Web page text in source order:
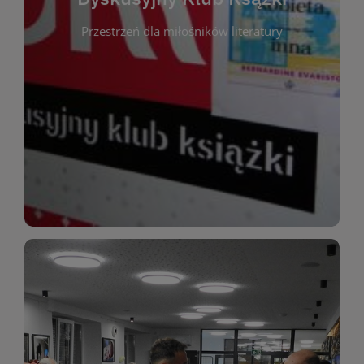
Przestrzeń dla miłośników literatury
Dyskusyjny Klub Ksążki
Dyskusyjny Klub Książki to przestrzeń dla
miłośników literatury, którzy lubią dzielić się
opiniami i emocjami po lekturze. Spotykamy się
regularnie, by rozmawiać o wybranych tytułach z
różnych gatunków literackich. Każde spotkanie to
okazja do inspirującej dyskusji, wymiany
miłośników estetycznych doznań!
WIĘCEJ